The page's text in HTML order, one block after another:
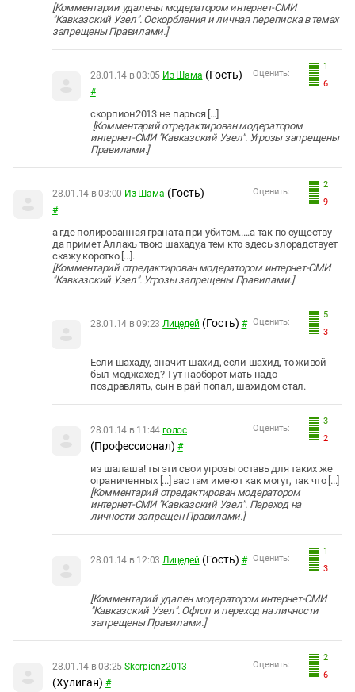
[Комментарии удалены модератором интернет-СМИ
"Кавказский Узел". Оскорбления и личная переписка в темах
запрещены Правилами.]
1
6
Оценить:
28.01.14 в 03:05 Из Шама (Гость)
#
скорпион2013 не парься [...]
[Комментарий отредактирован модератором
интернет-СМИ "Кавказский Узел". Угрозы запрещены
Правилами.]
2
9
Оценить:
28.01.14 в 03:00 Из Шама (Гость)
#
а где полированная граната при убитом.....а так по существу-
да примет Аллахь твою шахаду,а тем кто здесь злорадствует
скажу коротко [...].
[Комментарий отредактирован модератором интернет-СМИ
"Кавказский Узел". Угрозы запрещены Правилами.]
5
3
Оценить:
28.01.14 в 09:23 Лицедей (Гость) #
Если шахаду, значит шахид, если шахид, то живой
был моджахед? Тут наоборот мать надо
поздравлять, сын в рай попал, шахидом стал.
3
2
Оценить:
28.01.14 в 11:44 голос
(Профессионал) #
из шалаша! ты эти свои угрозы оставь для таких же
ограниченных [...] вас там имеют как могут, так что [...]
[Комментарий отредактирован модератором
интернет-СМИ "Кавказский Узел". Переход на
личности запрещен Правилами.]
1
3
Оценить:
28.01.14 в 12:03 Лицедей (Гость) #
[Комментарий удален модератором интернет-СМИ
"Кавказский Узел". Офтоп и переход на личности
запрещены Правилами.]
2
6
Оценить:
28.01.14 в 03:25 Skorpionz2013
(Хулиган) #